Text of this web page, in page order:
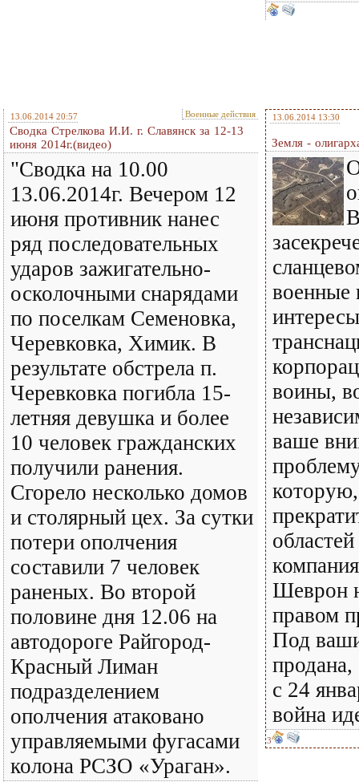
13.06.2014 20:57 Военные действия
Сводка Стрелкова И.И. г. Славянск за 12-13
июня 2014г.(видео)
"Сводка на 10.00
13.06.2014г. Вечером 12
июня противник нанес
ряд последовательных
ударов зажигательно-
осколочными снарядами
по поселкам Семеновка,
Черевковка, Химик. В
результате обстрела п.
Черевковка погибла 15-
летняя девушка и более
10 человек гражданских
получили ранения.
Сгорело несколько домов
и столярный цех. За сутки
потери ополчения
составили 7 человек
раненых. Во второй
половине дня 12.06 на
автодороге Райгород-
Красный Лиман
подразделением
ополчения атаковано
управляемыми фугасами
колона РСЗО «Ураган».
13.06.2014 13:30
Земля -
военные
интересы
воины,
ваше
которую,
Шеврон
правом
Под
с 24
война
3